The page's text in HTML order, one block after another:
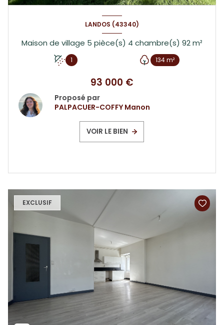
LANDOS (43340)
Maison de village 5 pièce(s) 4 chambre(s) 92 m²
1 134 m²
93 000 €
Proposé par
PALPACUER-COFFY Manon
VOIR LE BIEN
EXCLUSIF